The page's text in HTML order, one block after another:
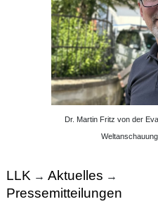
Dr. Martin Fritz von der
LLK → Aktuelles →
Pressemitteilungen